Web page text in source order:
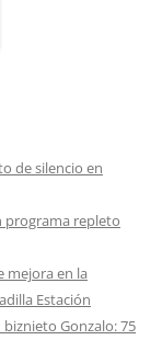
de silencio en
programa repleto
mejora en la
Estación
Gonzalo: 75